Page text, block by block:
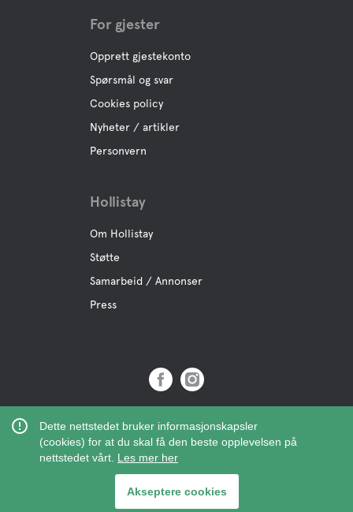
Dette nettstedet bruker informasjonskapsler
(cookies) for at du skal få den beste opplevelsen på
nettstedet vårt. Les mer her
Akseptere cookies
For gjester
Opprett gjestekonto
Spørsmål og svar
Cookies policy
Nyheter / artikler
Personvern
Hollistay
Om Hollistay
Støtte
Samarbeid / Annonser
Press
Org.Nr: 559121-9463